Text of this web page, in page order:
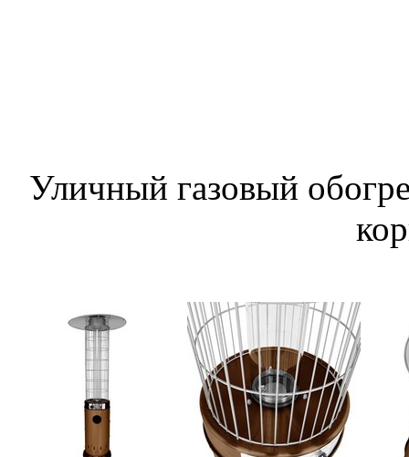
Уличный газовый